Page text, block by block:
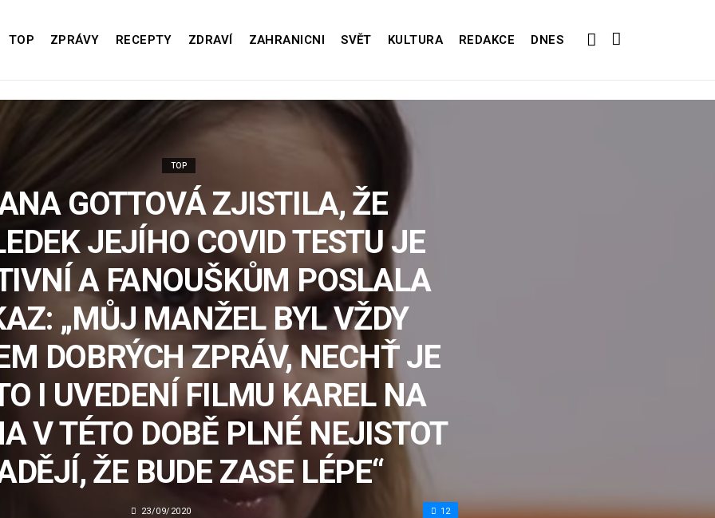
TOP ZPRÁVY RECEPTY ZDRAVÍ ZAHRANICNI SVĚT KULTURA REDAKCE DNES
TOP
GOTTOVÁ ZJISTILA, ŽE
JEJÍHO COVID TESTU JE
A FANOUŠKŮM POSLALA
„MŮJ MANŽEL BYL VŽDY
DOBRÝCH ZPRÁV, NECHŤ JE
I UVEDENÍ FILMU KAREL NA
V TÉTO DOBĚ PLNÉ NEJISTOT
ŽE BUDE ZASE LÉPE“
23/09/2020 12